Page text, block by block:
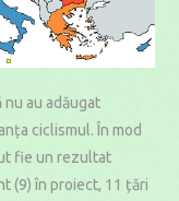
au adăugat
ciclismul. În mod
fie un rezultat
(9) în proiect, 11 țări